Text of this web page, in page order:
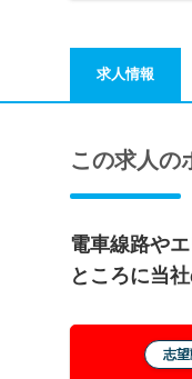
求人情報
この求人の
電車線路や
ところに当
志